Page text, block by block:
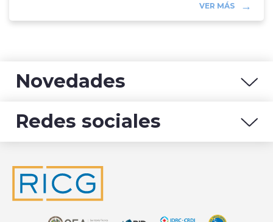
VER MÁS
Novedades
Redes sociales